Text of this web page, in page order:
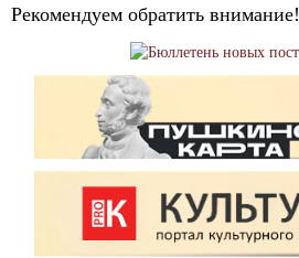
Рекомендуем обратить внимание!